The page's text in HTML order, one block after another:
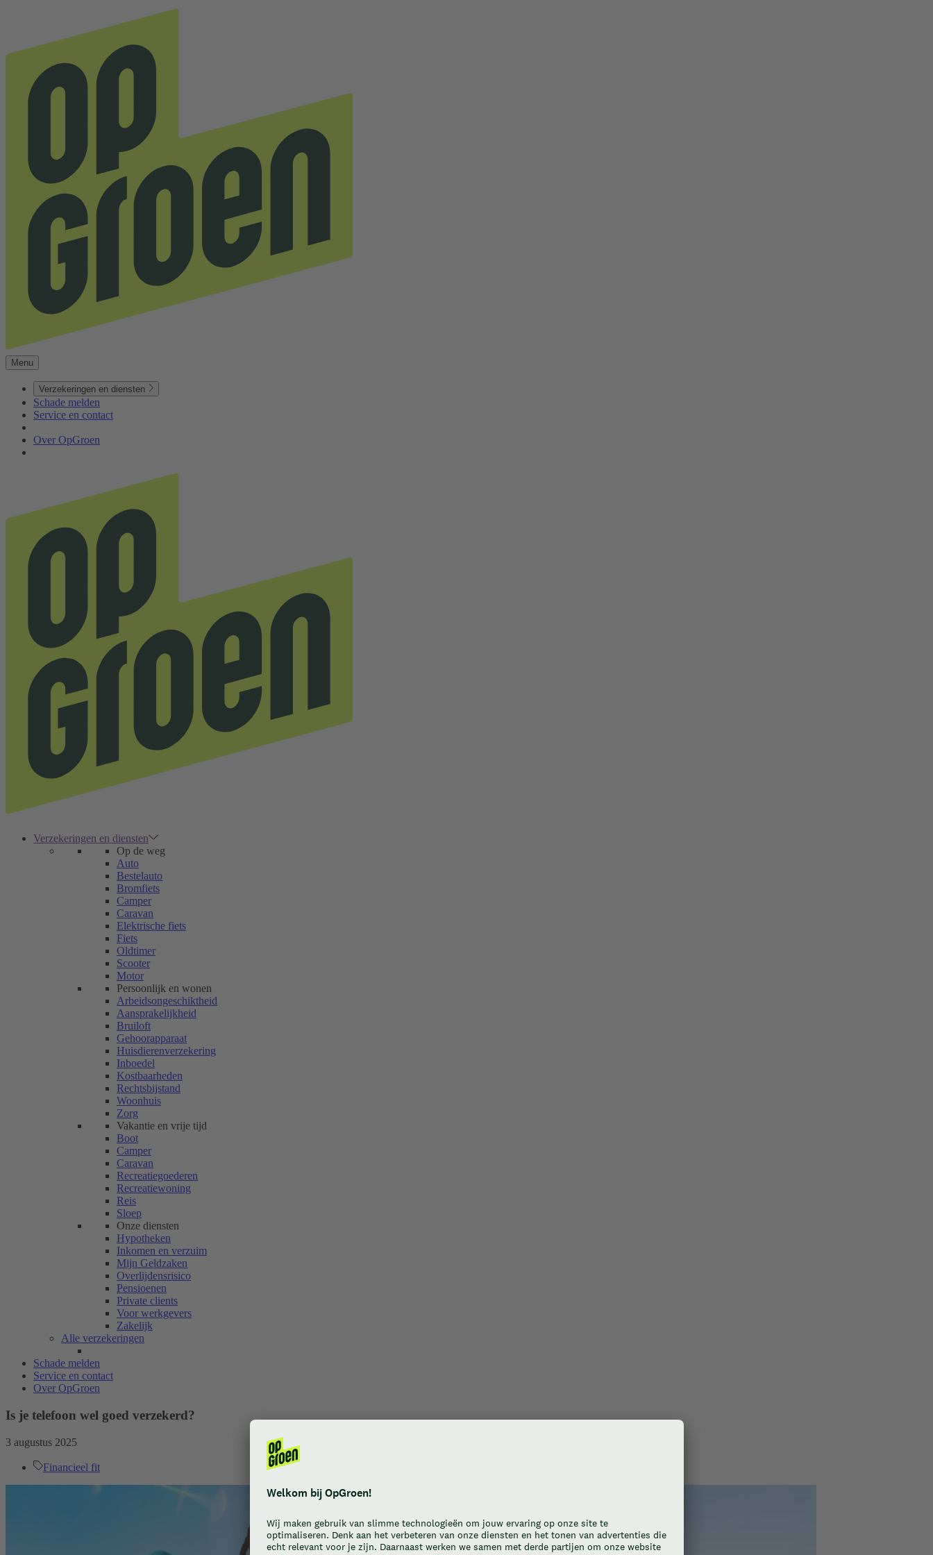
Menu
Verzekeringen en diensten
Schade melden
Service en contact
Over OpGroen
Verzekeringen en diensten
Op de weg
Auto
Bestelauto
Bromfiets
Camper
Caravan
Elektrische fiets
Fiets
Oldtimer
Scooter
Motor
Persoonlijk en wonen
Arbeidsongeschiktheid
Aansprakelijkheid
Bruiloft
Gehoorapparaat
Huisdierenverzekering
Inboedel
Kostbaarheden
Rechtsbijstand
Woonhuis
Zorg
Vakantie en vrije tijd
Boot
Camper
Caravan
Recreatiegoederen
Recreatiewoning
Reis
Sloep
Onze diensten
Hypotheken
Inkomen en verzuim
Mijn Geldzaken
Overlijdensrisico
Pensioenen
Private clients
Voor werkgevers
Zakelijk
Alle verzekeringen
Schade melden
Service en contact
Over OpGroen
Is je telefoon wel goed verzekerd?
3 augustus 2025
Financieel fit